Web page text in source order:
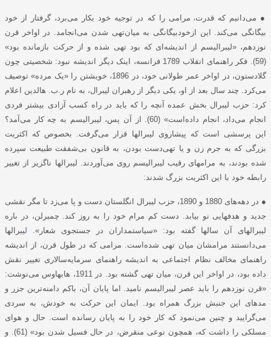
● می‌دانیم که قدرت، مرامی را که در توجیه خود بکار می‌برد، گرفتار از خود
بیگانگی می‌کند. این ازخودبیگانگی به میان‌تهی شدن می‌انجامد. در اواخر قرن
نوزدهم، «لیبرالیسم از اندیشه‌ای که بود تهی شده و از حرکت بازمانده بود»
(59). فکر راهنمای انقلاب 1789 فرانسه، اینک دیگر اندیشه نبود: شخصیتی چون
گلادستون، در اواخر عمر طولانی خود، در 1896، خویشتن را «یک مرده» توصیف
‌‌‌می‌کرد. چند سال بعد از او، یکی دیگر از رهبران لیبرال، به نام ر.ب. هالدین اعلام
کرد: حزب لیبرال بخش عمده آنچه را که باید در راه کسب آزادی بیشتر فردی
انجام می‌داد، انجام داده‌است» (60). از آن پس، لیبرالیسم به چه کار می‌آمد؟
این پرسشی است که پیشاروی لیبرالها قرار می‌گرفت. بخصوص که اکثریت
بزرگی که به جرم زن و یا تهی‌دست بودن، به قانون بی‌شفقت طبیعت سپرده
شده بودند، به مرامهای رقیب لیبرالیسم روی می‌آوردند. لیبرالها ناگزیر از تغییر
رابطه خود با این اکثریت بزرگ شدند:
●
در دهه‌های 1880 و 1890، حزب لیبرال انگلستان دست و پا می‌زد تا مگر نقشی
جدید و هدفهایی نو بیابد. دست کم مرام خود را به روز کند. چمبرلن، در باره
لیبرالهای آن سالها گفته بود: «سیاستمداران در جستجوی شعار». لیبرالها
می‌دانستند مرامشان میان تهی شده‌است. مرامی که در طول قرن، از اندیشه
راهنمای مخالف نظام اجتماعی به اندیشه راهنمای سرمایه‌سالاری تغییر نقش
داده بود، در اواخر این قرن، میان تهی گشته بود. در 1911، هابهاوس می‌نوشت:
«قرن نوزدهم را باید عصر لیبرالیسم نامید. اما پایان آن، باکم دامنه‌ترین جزر و
مدهای این جنبش بزرگ همراه بود. ایمان این حرکت به خودش، به سردی
می‌گرایید و چنین می‌نمود که کار خود را به پایان رسانده است. حال و هوای
مسلکی را داشت که، همچون نوعی منقرض، در حال فسیل شدن بود» (61). و